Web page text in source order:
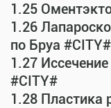
1.25
1.26
по Бруа #CITY#
1.27
#CITY#
1.28 Пластика